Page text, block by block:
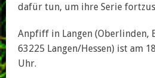
dafür tun, um ihre Serie
Anpfiff in Langen (Oberlinden,
63225 Langen/Hessen) ist am
Uhr.